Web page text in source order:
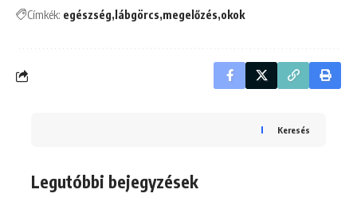
Címkék: egészség lábgörcs megelőzés okok
Keresés
Legutóbbi bejegyzések